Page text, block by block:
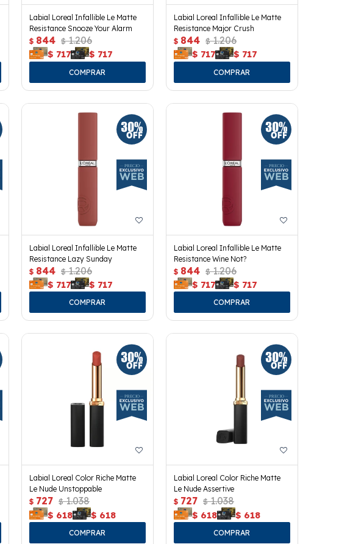
Labial Loreal Infallible Le Matte
Resistance Snooze Your Alarm
$ 844 $ 1.206
$ 717 $ 717
Labial Loreal Infallible Le Matte
Resistance Major Crush
$ 844 $ 1.206
$ 717 $ 717
Labial Loreal Infallible Le Matte
Resistance Lazy Sunday
$ 844 $ 1.206
$ 717 $ 717
Labial Loreal Infallible Le Matte
Resistance Wine Not?
$ 844 $ 1.206
$ 717 $ 717
Labial Loreal Color Riche Matte
Le Nude Unstoppable
$ 727 $ 1.038
$ 618 $ 618
Labial Loreal Color Riche Matte
Le Nude Assertive
$ 727 $ 1.038
$ 618 $ 618